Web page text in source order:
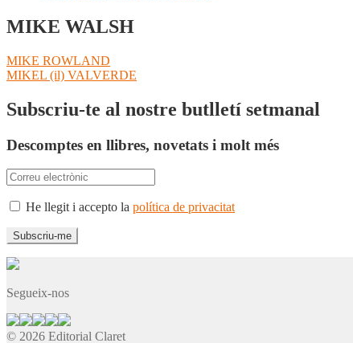
MIKE WALSH
Navegació
d'entrades
Entrada
anterior:
MIKE ROWLAND
Pròxima
MIKEL (il) VALVERDE
Subscriu-te al nostre butlletí setmanal
Descomptes en llibres, novetats i molt més
He llegit i accepto la política de privacitat
Segueix-nos
© 2026 Editorial Claret